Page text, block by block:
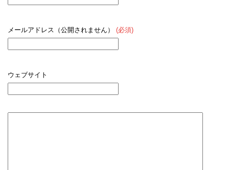
メールアドレス（公開されません） (必須)
ウェブサイト